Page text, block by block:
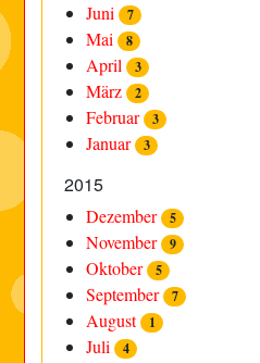
Juni 7
Mai 8
April 3
März 2
Februar 3
Januar 3
2015
Dezember 5
November 9
Oktober 5
September 7
August 1
Juli 4